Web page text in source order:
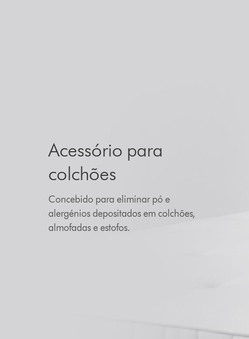
Acessório para
colchões
Concebido para eliminar pó e
alergénios depositados em colchões,
almofadas e estofos.